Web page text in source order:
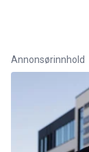
Annonsørinnhold